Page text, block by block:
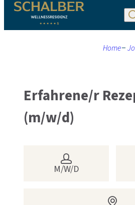
Home
Erfahrene/r
(m/w/d)
M/W/D